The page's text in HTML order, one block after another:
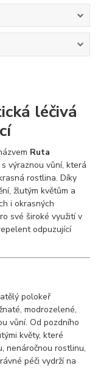
léčivá
Ruta
výraznou vůní, která
rostlina. Díky
žlutým květům a
i okrasných
své široké využití v
odpuzující
polokeř
modrozelené,
vůní. Od pozdního
květy, které
nenáročnou rostlinu,
péči vydrží na